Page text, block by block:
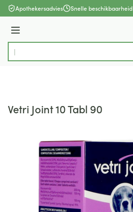
Ga naar de inhoud
Apothekersadvies Snelle beschikbaarheid
Menu
Product, merk, categorie...
Vetri Joint 10 Tabl 90